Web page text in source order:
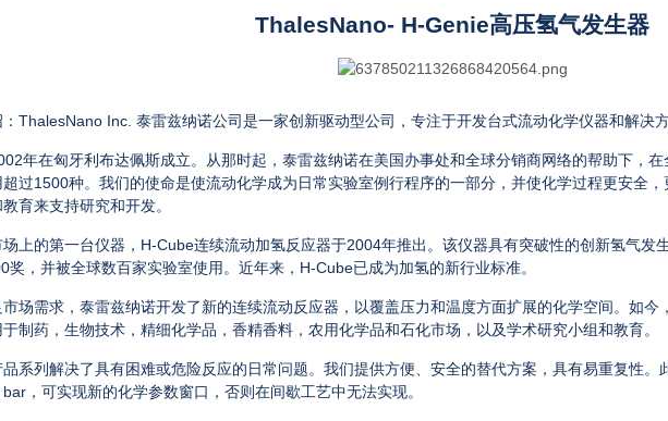
ThalesNano- H-Genie高压氢气发生器
ThalesNano Inc. 泰雷兹纳诺公司是一家创新驱动型公司，专注于开发台式流动化学仪器和解决
年在匈牙利布达佩斯成立。从那时起，泰雷兹纳诺在美国办事处和全球分销商网络的帮助下，
过1500种。我们的使命是使流动化学成为日常实验室例行程序的一部分，并使化学过程更安全
育来支持研究和开发。
上的第一台仪器， H-Cube连续流动加氢反应器于2004年推出。该仪器具有突破性的创新氢气发
奖，并被全球数百家实验室使用。近年来， H-Cube已成为加氢的新行业标准。
市场需求，泰雷兹纳诺开发了新的连续流动反应器，以覆盖压力和温度方面扩展的化学空间。如今
制药，生物技术，精细化学品，香精香料，农用化学品和石化市场，以及学术研究小组和教育。
系列解决了具有困难或危险反应的日常问题。我们提供方便、安全的替代方案，具有易重复性。
bar ，可实现新的化学参数窗口，否则在间歇工艺中无法实现。